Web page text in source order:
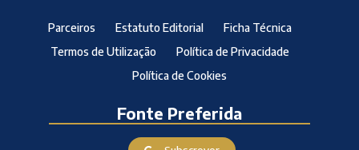
Parceiros Estatuto Editorial
Ficha Técnica
Termos de Utilização
Política de Privacidade
Política de Cookies
Fonte Preferida